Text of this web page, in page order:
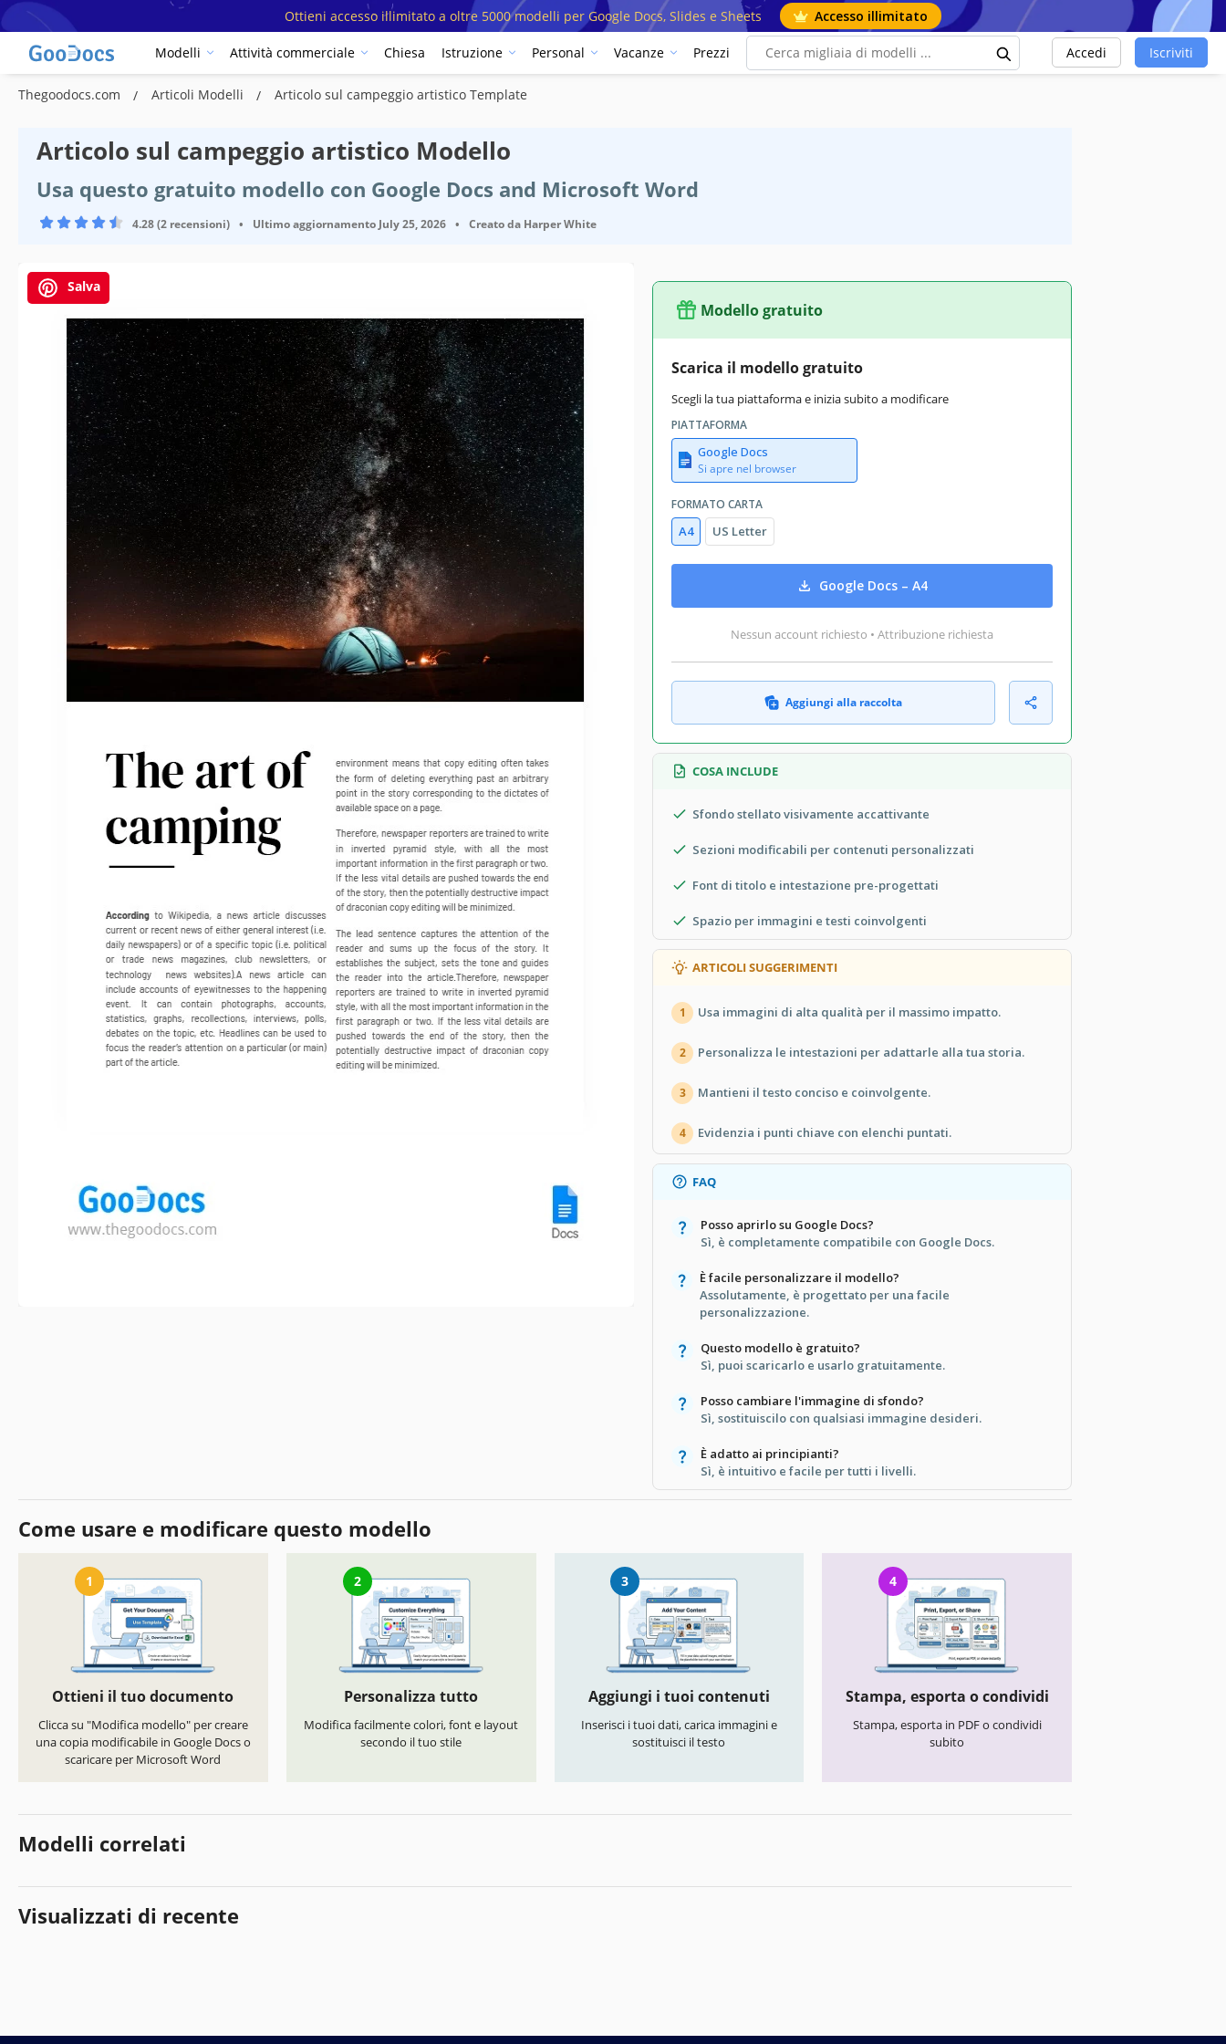
Ottieni accesso illimitato a oltre 5000 modelli per Google Docs, Slides e Sheets Accesso illimitato
Modelli Attività commerciale Chiesa Istruzione Personal Vacanze Prezzi Accedi Iscriviti
Thegoodocs.com Articoli Modelli Articolo sul campeggio artistico Template
Articolo sul campeggio artistico Modello
Usa questo gratuito modello con Google Docs and Microsoft Word
4.28 (2 recensioni) • Ultimo aggiornamento July 25, 2026 • Creato da Harper White
Salva
Specifiche del modello
Google Docs
February 18, 2022
Ultimo aggiornamento
July 25, 2026
Community
Aggiunto alle raccolte da 14 Utenti
Statistiche di utilizzo
6 download questo mese
Informazioni su questo modello
Ti piace fare campeggio? Vuoi condividere le tue impressioni su questa attività con gli altri? È il
momento di scrivere qualcosa di interessante e pubblicarlo sul nostro bellissimo template. Questo
layout è stato preparato appositamente per questo scopo, il che significa che ha un design perfetto
per il tuo articolo sul campeggio. Abbiamo anche trovato una foto incredibile di una tenda sotto un
cielo stellato, usala per attirare l'attenzione dei lettori!
Modello gratuito
Scarica il modello gratuito
Scegli la tua piattaforma e inizia subito a modificare
PIATTAFORMA
Google Docs
Si apre nel browser
FORMATO CARTA
A4 US Letter
Google Docs – A4
Nessun account richiesto • Attribuzione richiesta
Aggiungi alla raccolta
COSA INCLUDE
Sfondo stellato visivamente accattivante
Sezioni modificabili per contenuti personalizzati
Font di titolo e intestazione pre-progettati
Spazio per immagini e testi coinvolgenti
ARTICOLI SUGGERIMENTI
1 Usa immagini di alta qualità per il massimo impatto.
2 Personalizza le intestazioni per adattarle alla tua storia.
3 Mantieni il testo conciso e coinvolgente.
4 Evidenzia i punti chiave con elenchi puntati.
FAQ
Posso aprirlo su Google Docs?
Sì, è completamente compatibile con Google Docs.
È facile personalizzare il modello?
Assolutamente, è progettato per una facile
personalizzazione.
Questo modello è gratuito?
Sì, puoi scaricarlo e usarlo gratuitamente.
Posso cambiare l'immagine di sfondo?
Sì, sostituiscilo con qualsiasi immagine desideri.
È adatto ai principianti?
Sì, è intuitivo e facile per tutti i livelli.
Come usare e modificare questo modello
1
Ottieni il tuo documento
Clicca su "Modifica modello" per creare
una copia modificabile in Google Docs o
scaricare per Microsoft Word
2
Personalizza tutto
Modifica facilmente colori, font e layout
secondo il tuo stile
3
Aggiungi i tuoi contenuti
Inserisci i tuoi dati, carica immagini e
sostituisci il testo
4
Stampa, esporta o condividi
Stampa, esporta in PDF o condividi
subito
Modelli correlati
Visualizzati di recente